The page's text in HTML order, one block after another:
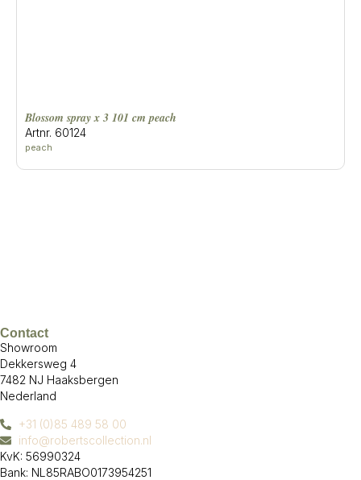
blossom spray x 3 101 cm peach
Artnr. 60124
peach
Contact
Showroom
Dekkersweg 4
7482 NJ Haaksbergen
Nederland
+31 (0)85 489 58 00
info@robertscollection.nl
KvK: 56990324
Bank: NL85RABO0173954251